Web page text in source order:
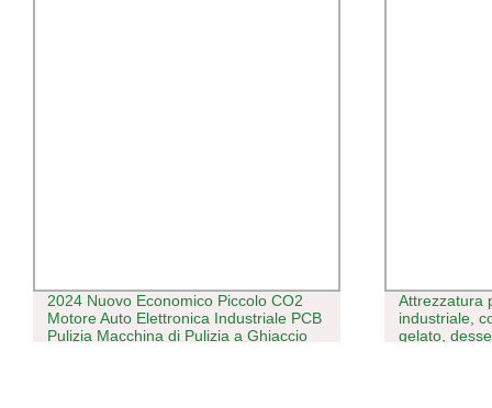
2024 Nuovo Economico Piccolo CO2
Motore Auto Elettronica Industriale PCB
Pulizia Macchina di Pulizia a Ghiaccio
Attrezzatura
industriale,
gelato,